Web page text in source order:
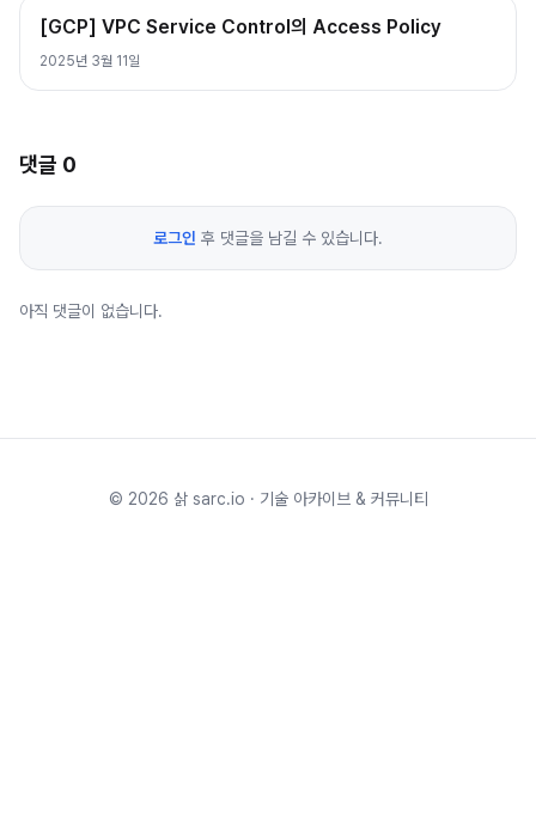
[GCP] VPC Service Control의 Access Policy
2025년 3월 11일
댓글 0
로그인 후 댓글을 남길 수 있습니다.
아직 댓글이 없습니다.
© 2026 삵 sarc.io · 기술 아카이브 & 커뮤니티